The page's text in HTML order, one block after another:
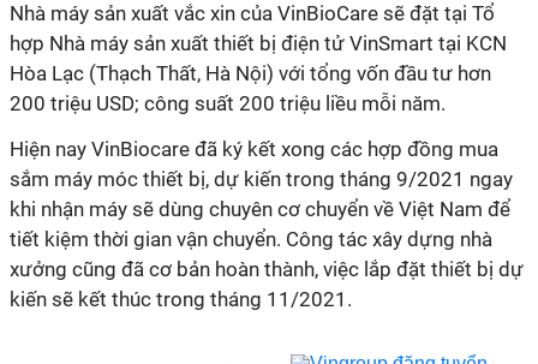
Nhà máy sản xuất vắc xin của VinBioCare sẽ đặt tại Tổ
hợp Nhà máy sản xuất thiết bị điện tử VinSmart tại KCN
Hòa Lạc (Thạch Thất, Hà Nội) với tổng vốn đầu tư hơn
200 triệu USD; công suất 200 triệu liều mỗi năm.
Hiện nay VinBiocare đã ký kết xong các hợp đồng mua
sắm máy móc thiết bị, dự kiến trong tháng 9/2021 ngay
khi nhận máy sẽ dùng chuyên cơ chuyển về Việt Nam để
tiết kiệm thời gian vận chuyển. Công tác xây dựng nhà
xưởng cũng đã cơ bản hoàn thành, việc lắp đặt thiết bị dự
kiến sẽ kết thúc trong tháng 11/2021.